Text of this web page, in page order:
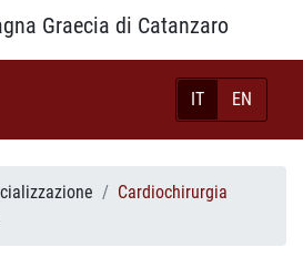
Graecia di Catanzaro
IT EN
Cardiochirurgia